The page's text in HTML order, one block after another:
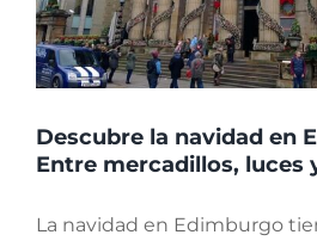
Descubre la navidad en
Entre mercadillos, luces
La navidad en Edimburgo